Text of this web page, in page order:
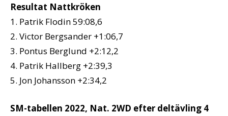
Resultat Nattkröken
1. Patrik Flodin 59:08,6
2. Victor Bergsander +1:06,7
3. Pontus Berglund +2:12,2
4. Patrik Hallberg +2:39,3
5. Jon Johansson +2:34,2
SM-tabellen 2022, Nat. 2WD efter deltävling 4